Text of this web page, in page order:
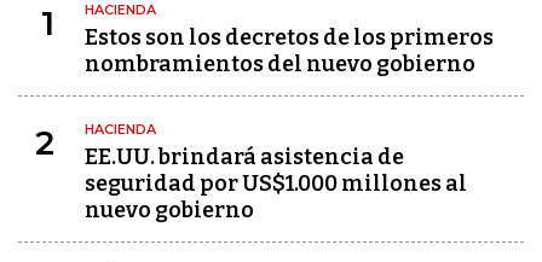
1 HACIENDA
Estos son los decretos de los primeros
nombramientos del nuevo gobierno
2 HACIENDA
EE.UU. brindará asistencia de
seguridad por US$1.000 millones al
nuevo gobierno